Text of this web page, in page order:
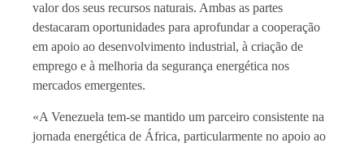
valor dos seus recursos naturais. Ambas as partes
destacaram oportunidades para aprofundar a cooperação
em apoio ao desenvolvimento industrial, à criação de
emprego e à melhoria da segurança energética nos
mercados emergentes.
«A Venezuela tem-se mantido um parceiro consistente na
jornada energética de África, particularmente no apoio ao